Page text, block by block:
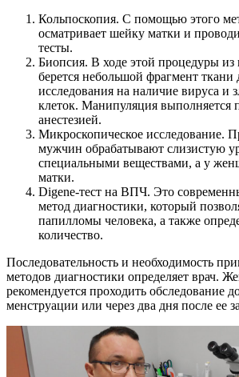
Кольпоскопия. С помощью этого
осматривает шейку матки и
тесты.
Биопсия. В ходе этой процедуры
берется небольшой фрагмент ткани
исследования на наличие вируса и
клеток. Манипуляция выполняется
анестезией.
Микроскопическое исследование.
мужчин обрабатывают слизистую
специальными веществами, а у
матки.
Digene-тест на ВПЧ. Это
метод диагностики, который
папилломы человека, а также
количество.
Последовательность и необходимость
методов диагностики определяет врач.
рекомендуется проходить обследование
менструации или через два дня после ее